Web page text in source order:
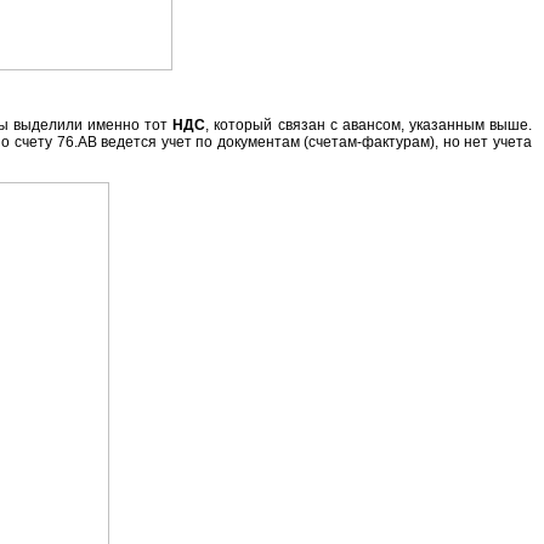
выделили именно тот НДС, который связан с авансом, указанным выше.
76.АВ ведется учет по документам (счетам-фактурам), но нет учета